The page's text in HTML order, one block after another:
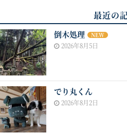
最近の
倒木処理 NEW
2026年8月5日
でり丸くん
2026年8月2日